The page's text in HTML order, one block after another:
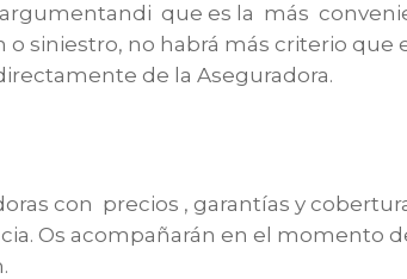
que es la más
siniestro, no habrá más criterio que
de la Aseguradora.
con precios , garantías y
Os acompañarán en el momento